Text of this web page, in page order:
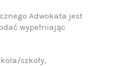
Adwokata jest
wypełniając
szkoły,